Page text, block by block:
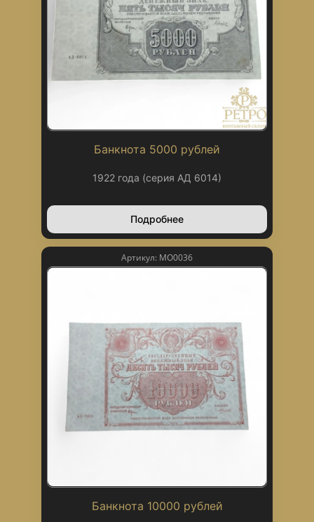
Банкнота 5000 рублей
1922 года (серия АД 6014)
Подробнее
Артикул: МО0036
Банкнота 10000 рублей